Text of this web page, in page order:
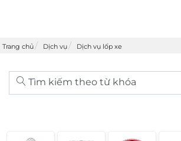
Trang chủ Dịch vụ Dịch vụ lốp xe
Tìm kiếm theo từ khóa